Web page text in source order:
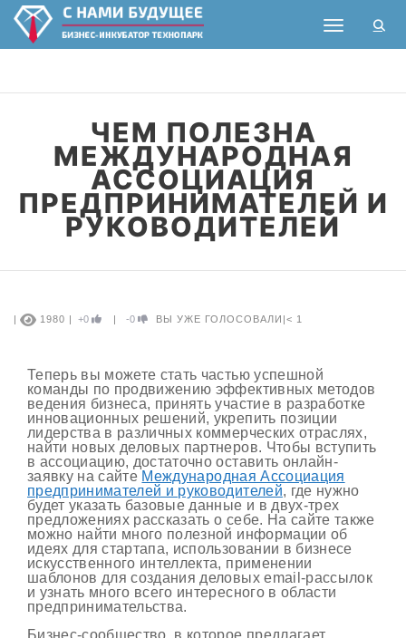
Toggle
ЧЕМ ПОЛЕЗНА
МЕЖДУНАРОДНАЯ
АССОЦИАЦИЯ
ПРЕДПРИНИМАТЕЛЕЙ И
РУКОВОДИТЕЛЕЙ
| 1980 | +0 | -0 ВЫ УЖЕ ГОЛОСОВАЛИ |< 1
Теперь вы можете стать частью успешной
команды по продвижению эффективных методов
ведения бизнеса, принять участие в разработке
инновационных решений, укрепить позиции
лидерства в различных коммерческих отраслях,
найти новых деловых партнеров. Чтобы вступить
в ассоциацию, достаточно оставить онлайн-
заявку на сайте Международная Ассоциация
предпринимателей и руководителей, где нужно
будет указать базовые данные и в двух-трех
предложениях рассказать о себе. На сайте также
можно найти много полезной информации об
идеях для стартапа, использовании в бизнесе
искусственного интеллекта, применении
шаблонов для создания деловых email-рассылок
и узнать много всего интересного в области
предпринимательства.
Бизнес-сообщество, в которое предлагает